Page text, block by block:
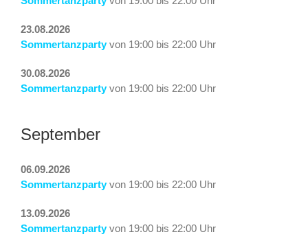
23.08.2026
Sommertanzparty von 19:00 bis 22:00 Uhr
30.08.2026
Sommertanzparty von 19:00 bis 22:00 Uhr
September
06.09.2026
Sommertanzparty von 19:00 bis 22:00 Uhr
13.09.2026
Sommertanzparty von 19:00 bis 22:00 Uhr